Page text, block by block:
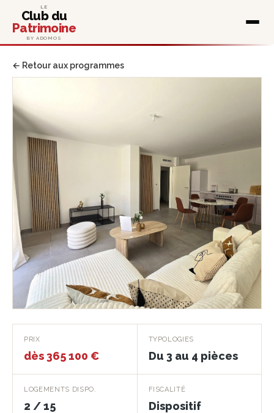
LE
Club du
Patrimoine
BY ADOMOS
← Retour aux programmes
Allée Gloria
TOULOUSE · 31000
PRIX
dès 365 100 €
TYPOLOGIES
Du 3 au 4 pièces
LOGEMENTS DISPO.
2 / 15
FISCALITÉ
Dispositif